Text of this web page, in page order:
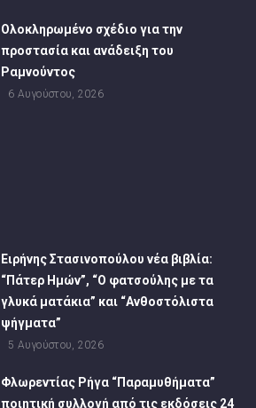
Ολοκληρωμένο σχέδιο για την
προστασία και ανάδειξη του
Ραμνούντος
6 Αυγούστου, 2026
Ειρήνης Στασινοπούλου νέα βιβλία:
“Πάτερ Ημών”, “Ο φατσούλης με τα
γλυκά ματάκια” και “Ανθοστόλιστα
ψήγματα”
5 Αυγούστου, 2026
Φλωρεντίας Ρήγα “Παραμυθήματα”
ποιητική συλλογή από τις εκδόσεις 24